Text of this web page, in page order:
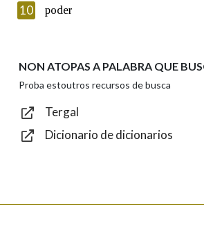
Introduce o código que aparece na
Texto de verificación
10 poder
NON ATOPAS A PALABRA QUE
Proba estoutros recursos de busca
Tergal
Dicionario de dicionarios